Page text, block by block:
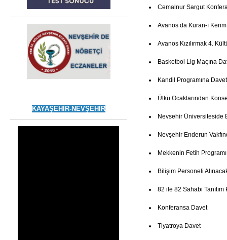
KAYAŞEHİR-NEVŞEHİR
Cemalnur Sargut
Avanos da Kuran-ı
Avanos Kızılırmak 4.
Basketbol Lig Maçına
Kandil Programına Davet
Ülkü Ocaklarından
Nevsehir Üniversiteside
Nevşehir Enderun
Mekkenin Fetih Programı
Bilişim Personeli
82 ile 82 Sahabi Tanıtım
Konferansa Davet
Tiyatroya Davet